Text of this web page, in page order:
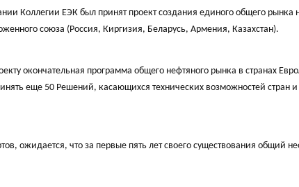
Коллегии ЕЭК был принят проект создания единого общего рынка
союза (Россия, Киргизия, Беларусь, Армения, Казахстан).
окончательная программа общего нефтяного рынка в странах
еще 50 Решений, касающихся технических возможностей стран
ожидается, что за первые пять лет своего существования общий